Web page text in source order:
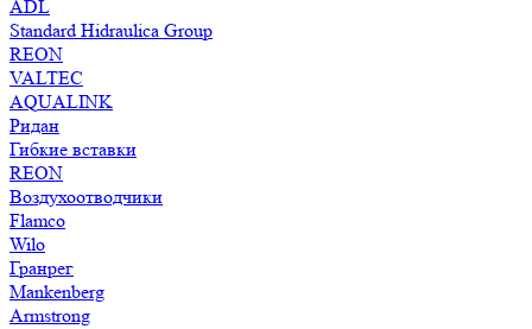
ADL
Standard Hidraulica Group
REON
VALTEC
AQUALINK
Ридан
Гибкие вставки
REON
Воздухоотводчики
Flamco
Wilo
Гранрег
Mankenberg
Armstrong